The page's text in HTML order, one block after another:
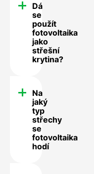
Dá
se
použít
fotovoltaika
jako
střešní
krytina?
Na
jaký
typ
střechy
se
fotovoltaika
hodí